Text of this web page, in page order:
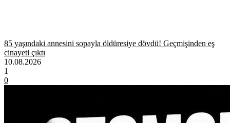
85 yaşındaki annesini sopayla öldüresiye dövdü! Geçmişinden eş
cinayeti çıktı
10.08.2026
1
0